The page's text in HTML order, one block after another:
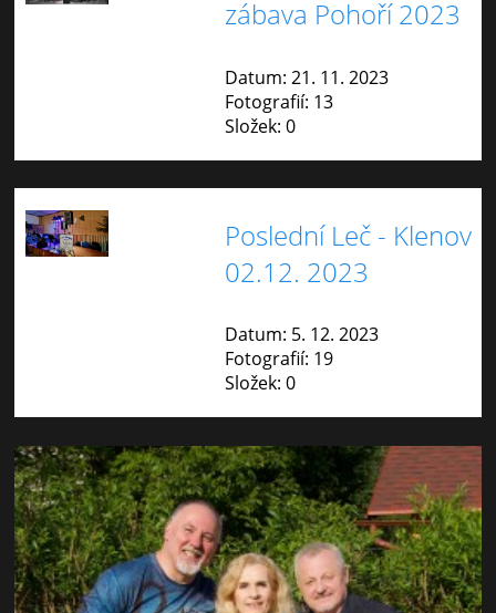
zábava Pohoří 2023
Datum: 21. 11. 2023
Fotografií: 13
Složek: 0
Poslední Leč - Klenov
02.12. 2023
Datum: 5. 12. 2023
Fotografií: 19
Složek: 0